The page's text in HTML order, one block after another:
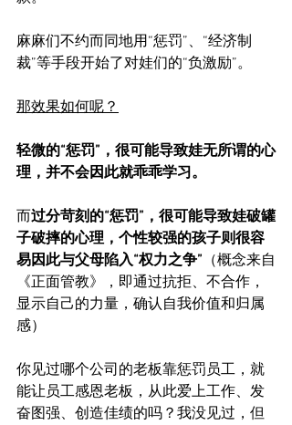
麻麻们不约而同地用“惩罚”、“经济制
裁”等手段开始了对娃们的“负激励”。
那效果如何呢？
轻微的“惩罚”，很可能导致娃无所谓的心
理，并不会因此就乖乖学习。
而过分苛刻的“惩罚”，很可能导致娃破罐
子破摔的心理，个性较强的孩子则很容
易因此与父母陷入“权力之争” （概念来自
《正面管教》，即通过抗拒、不合作，
显示自己的力量，确认自我价值和归属
感）
你见过哪个公司的老板靠惩罚员工，就
能让员工感恩老板，从此爱上工作、发
奋图强、创造佳绩的吗？我没见过，但